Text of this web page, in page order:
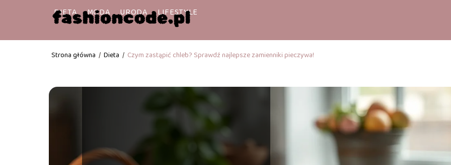
DIETA MODA URODA LIFESTYLE
Strona główna / Dieta / Czym zastąpić chleb? Sprawdź najlepsze zamienniki pieczywa!